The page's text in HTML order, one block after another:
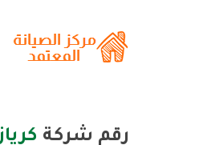
رقم شركة